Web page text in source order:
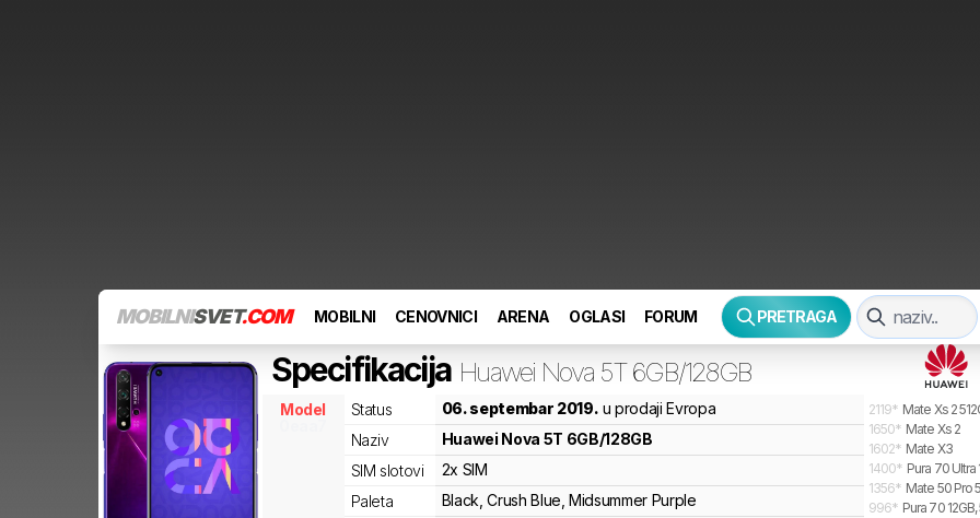
MOBILNISVET.COM MOBILNI CENOVNICI ARENA OGLASI FORUM PRETRAGA
Specifikacija Huawei Nova 5T 6GB/128GB
Model
Status 06. septembar 2019. u prodaji Evropa
Naziv
Huawei Nova 5T 6GB/128GB
SIM slotovi
2x SIM
Paleta
Black, Crush Blue, Midsummer Purple
2119* Mate Xs 2
1650* Mate Xs 2
1602* Mate X3
1400* Pura 70 Ultra
1356* Mate 50 Pro
996* Pura 70 12GB,